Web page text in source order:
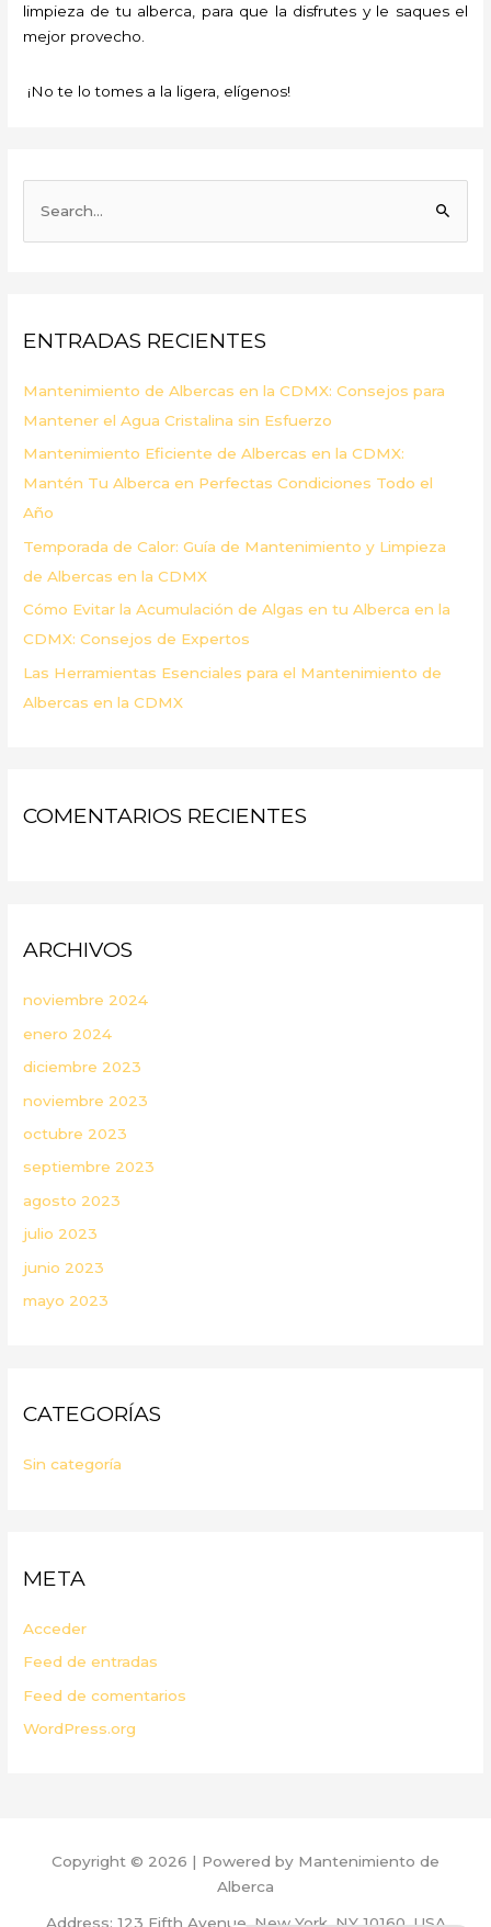
limpieza de tu alberca, para que la disfrutes y le saques el
mejor provecho.
¡No te lo tomes a la ligera, elígenos!
r
o
r
:
ENTRADAS RECIENTES
Mantenimiento de Albercas en la CDMX: Consejos para
Mantener el Agua Cristalina sin Esfuerzo
Mantenimiento Eficiente de Albercas en la CDMX:
Mantén Tu Alberca en Perfectas Condiciones Todo el
Año
Temporada de Calor: Guía de Mantenimiento y Limpieza
de Albercas en la CDMX
Cómo Evitar la Acumulación de Algas en tu Alberca en la
CDMX: Consejos de Expertos
Las Herramientas Esenciales para el Mantenimiento de
Albercas en la CDMX
COMENTARIOS RECIENTES
ARCHIVOS
noviembre 2024
enero 2024
diciembre 2023
noviembre 2023
octubre 2023
septiembre 2023
agosto 2023
julio 2023
junio 2023
mayo 2023
CATEGORÍAS
Sin categoría
META
Acceder
Feed de entradas
Feed de comentarios
WordPress.org
Copyright © 2026 | Powered by Mantenimiento de
Alberca
Address: 123 Fifth Avenue, New York, NY 10160, USA